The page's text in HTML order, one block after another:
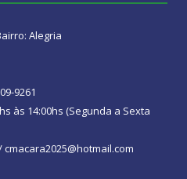
Alegria
9261
às 14:00hs (Segunda a Sexta